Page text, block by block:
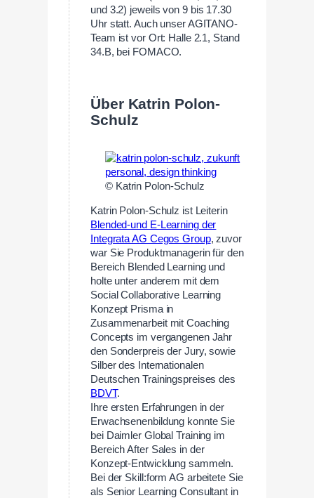
und 3.2) jeweils von 9 bis 17.30
Uhr statt. Auch unser AGITANO-
Team ist vor Ort: Halle 2.1, Stand
34.B, bei FOMACO.
Über Katrin Polon-
Schulz
© Katrin Polon-Schulz
Katrin Polon-Schulz ist Leiterin
Blended-und E-Learning der
Integrata AG Cegos Group, zuvor
war Sie Produktmanagerin für den
Bereich Blended Learning und
holte unter anderem mit dem
Social Collaborative Learning
Konzept Prisma in
Zusammenarbeit mit Coaching
Concepts im vergangenen Jahr
den Sonderpreis der Jury, sowie
Silber des Internationalen
Deutschen Trainingspreises des
BDVT.
Ihre ersten Erfahrungen in der
Erwachsenenbildung konnte Sie
bei Daimler Global Training im
Bereich After Sales in der
Konzept-Entwicklung sammeln.
Bei der Skill:form AG arbeitete Sie
als Senior Learning Consultant in